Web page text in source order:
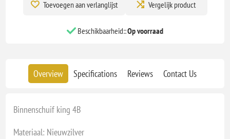
Toevoegen aan verlanglijst Vergelijk product
Beschikbaarheid::Op voorraad
Overview Specifications Reviews Contact Us
Binnenschuif king 4B
Materiaal: Nieuwzilver